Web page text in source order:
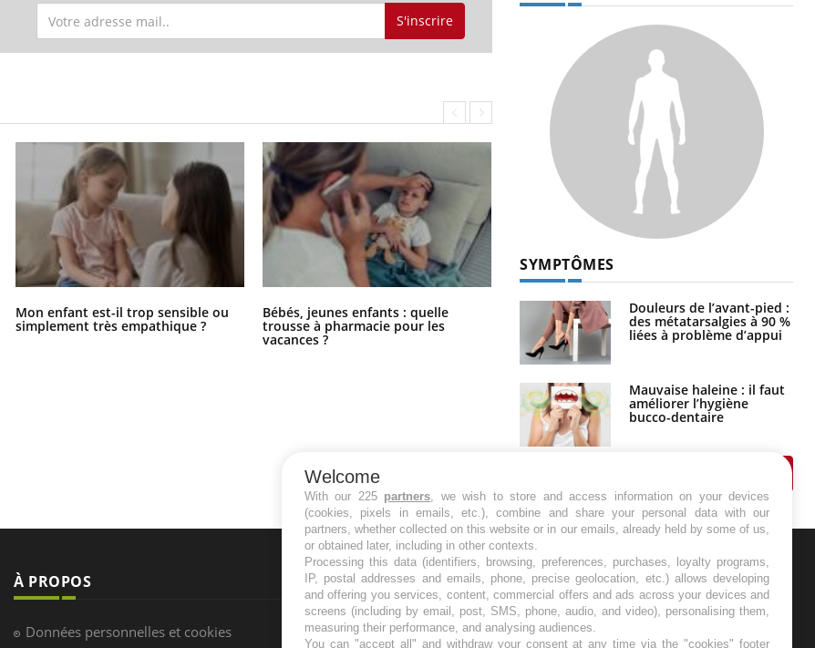
S'inscrire
Mon enfant est-il trop sensible ou
simplement très empathique ?
Bébés, jeunes enfants : quelle
trousse à pharmacie pour les
vacances ?
Syndrome métabolique : quels sont
les meilleurs exercices physiques ?
SYMPTÔMES
Douleurs de l’avant-pied :
des métatarsalgies à 90 %
liées à problème d’appui
Mauvaise haleine : il faut
améliorer l’hygiène
bucco-dentaire
À PROPOS
Données personnelles et cookies
NEWSLETTER
Recevez toutes les semaines les meilleures
infos santé
Welcome
With our 225 partners, we wish to store and access information on your devices
(cookies, pixels in emails, etc.), combine and share your personal data with our
partners, whether collected on this website or in our emails, already held by some of us,
or obtained later, including in other contexts.
Processing this data (identifiers, browsing, preferences, purchases, loyalty programs,
IP, postal addresses and emails, phone, precise geolocation, etc.) allows developing
and offering you services, content, commercial offers and ads across your devices and
screens (including by email, post, SMS, phone, audio, and video), personalising them,
measuring their performance, and analysing audiences.
You can "accept all" and withdraw your consent at any time via the "cookies" footer